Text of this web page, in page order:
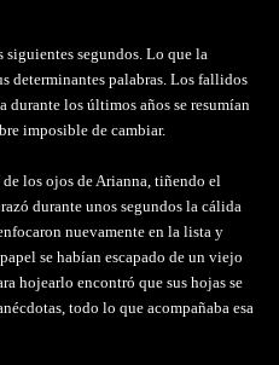
segundos. Lo que la
determinantes palabras. Los fallidos
durante los últimos años se resumían
imposible de cambiar.
los ojos de Arianna, tiñendo el
durante unos segundos la cálida
nuevamente en la lista y
se habían escapado de un viejo
hojearlo encontró que sus hojas se
todo lo que acompañaba esa